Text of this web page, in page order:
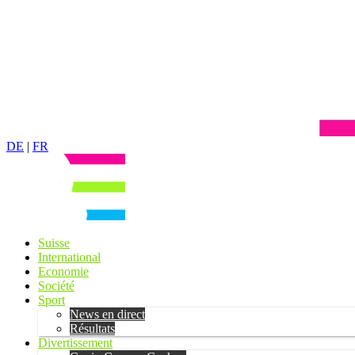
DE | FR
Suisse
International
Economie
Société
Sport
News en direct
Résultats
Divertissement